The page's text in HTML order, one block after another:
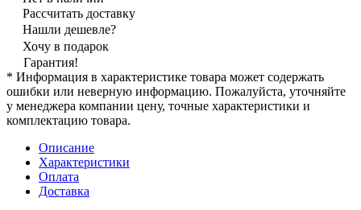
Рассчитать доставку
Нашли дешевле?
Хочу в подарок
Гарантия!
* Информация в характеристике товара может содержать
ошибки или неверную информацию. Пожалуйста, уточняйте
у менеджера компании цену, точные характеристики и
комплектацию товара.
Описание
Характеристики
Оплата
Доставка